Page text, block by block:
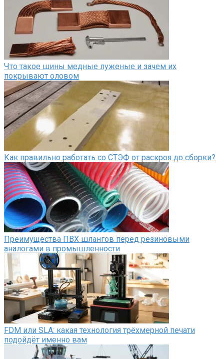
Что такое шины медные луженые и зачем их
покрывают оловом
Как правильно работать со СТЭФ от раскроя до сборки?
Преимущества ПВХ шлангов перед резиновыми
аналогами в промышленности
FDM или SLA: какая технология трёхмерной печати
подойдёт именно вам